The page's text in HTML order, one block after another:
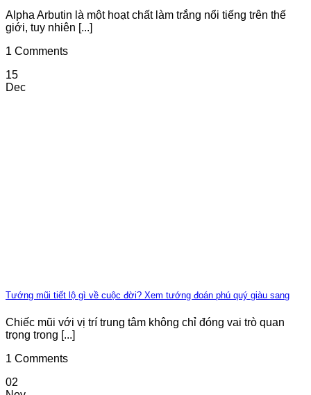
Alpha Arbutin là một hoạt chất làm trắng nổi tiếng trên thế
giới, tuy nhiên [...]
1 Comments
15
Dec
Tướng mũi tiết lộ gì về cuộc đời? Xem tướng đoán phú quý giàu sang
Chiếc mũi với vị trí trung tâm không chỉ đóng vai trò quan
trọng trong [...]
1 Comments
02